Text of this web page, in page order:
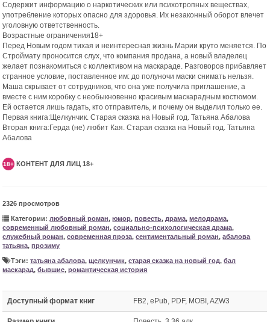
Содержит информацию о наркотических или психотропных веществах,
употребление которых опасно для здоровья. Их незаконный оборот влечет
уголовную ответственность.
Возрастные ограничения18+
Перед Новым годом тихая и неинтересная жизнь Марии круто меняется. По
Строймату проносится слух, что компания продана, а новый владелец
желает познакомиться с коллективом на маскараде. Разговоров прибавляет
странное условие, поставленное им: до полуночи маски снимать нельзя.
Маша скрывает от сотрудников, что она уже получила приглашение, а
вместе с ним коробку с необыкновенно красивым маскарадным костюмом.
Ей остается лишь гадать, кто отправитель, и почему он выделил только ее.
Первая книга:Щелкунчик. Старая сказка на Новый год. Татьяна Абалова
Вторая книга:Герда (не) любит Кая. Старая сказка на Новый год. Татьяна
Абалова
18+ КОНТЕНТ ДЛЯ ЛИЦ 18+
2326 просмотров
Категории: любовный роман,юмор,повесть, драма,мелодрама,
современный любовный роман,социально-психологическая драма,
служебный роман,современная проза,сентиментальный роман,абалова
татьяна,прозиму
Тэги:татьяна абалова,щелкунчик,старая сказка на новый год,бал
маскарад,бывшие,романтическая история
Доступный формат книг FB2, ePub, PDF, MOBI, AZW3